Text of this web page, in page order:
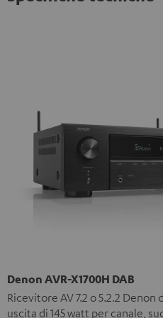
Denon AVR-X1700H DAB
Ricevitore AV 7.2 o 5.2.2
uscita di 145 watt per canale,